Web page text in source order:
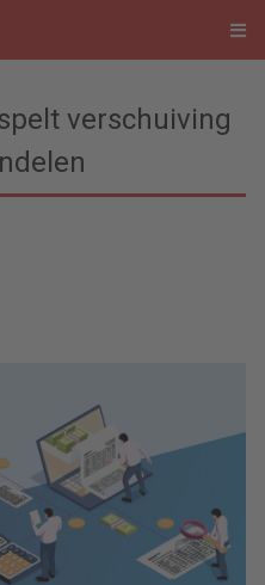
verschuiving